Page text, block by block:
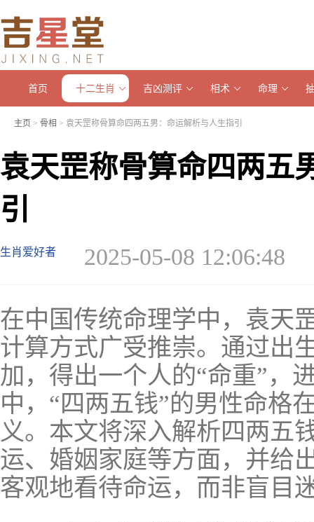
首页 十二生肖 吉凶测评 相术 命理
主页 > 骨相 > 袁天罡称骨算命四两五男：命运解析与人生指引
袁天罡称骨算命四两五
引
生肖爱好者 2025-05-08 12:06:48
在中国传统命理学中，袁天
计算方式广受推崇。通过出
加，得出一个人的“命重”，
中，“四两五钱”的男性命格
义。本文将深入解析四两五
运、婚姻家庭等方面，并给
客观地看待命运，而非盲目